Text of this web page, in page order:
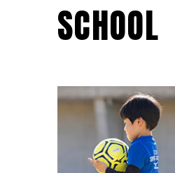
SCHOOL